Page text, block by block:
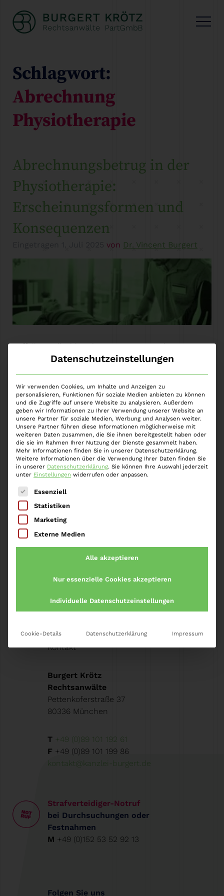
Schlagwort:
Abrechnung
Physiotherapie
Abrechnungsbetrug in der
Physiotherapie:
Erscheinungsformen und
Konsequenzen
von Dr. Vincent Burgert
Auffällige Fallzahlen der vergangenen Jahre – etwa
dokumentiert in der sogenannten „Betrügerliste“ der
Physiotherapeuten verstärkt ins Visier der
Krankenkassen und infolgedessen auch der
Strafverfolgungsbehörden geraten. Ausgangspunkt
ist hierbei, dass Versicherte zunehmend
standardisierte Fragebögen der Krankenkassen
erhalten, in denen sie Angaben zu Art, Umfang und
Zeitpunkt ihrer Behandlungen machen…Weiter »
Startseite Abrechnung Physiotherapie
Impressum
Karriere
Kontakt
Burgert Krötz
Rechtsanwälte
Pettenkoferstraße 37
80336 München
T +49 (0)89 101 192 61
F +49 (0)89 101 199 86
kontakt@kanzlei-burgert.de
Strafverteidiger-Notruf
bei Durchsuchungen oder
Festnahmen
M +49 (0)152 53 52 92 13
Folgen Sie uns
Datenschutzeinstellungen
Wir verwenden Cookies, um Inhalte und Anzeigen zu
personalisieren, Funktionen für soziale Medien anbieten zu können
und die Zugriffe auf unsere Website zu analysieren. Außerdem
geben wir Informationen zu Ihrer Verwendung unserer Website an
unsere Partner für soziale Medien, Werbung und Analysen weiter.
Unsere Partner führen diese Informationen möglicherweise mit
weiteren Daten zusammen, die Sie ihnen bereitgestellt haben oder
die sie im Rahmen Ihrer Nutzung der Dienste gesammelt haben.
Mehr Informationen finden Sie in unserer Datenschutzerklärung.
Weitere Informationen über die Verwendung Ihrer Daten finden Sie
in unserer Datenschutzerklärung. Sie können Ihre Auswahl jederzeit
unter Einstellungen widerrufen oder anpassen.
Es folgt eine Liste der Service-Gruppen, für die
Essenziell
Statistiken
Marketing
Externe Medien
Alle akzeptieren
Nur essenzielle Cookies akzeptieren
Individuelle Datenschutzeinstellungen
Cookie-Details Datenschutzerklärung Impressum